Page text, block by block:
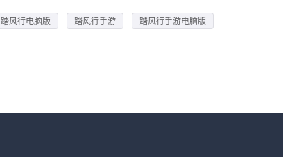
踏风行电脑版 踏风行手游 踏风行手游电脑版